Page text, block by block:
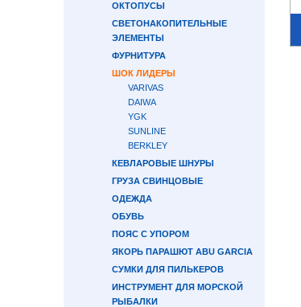
ОКТОПУСЫ
СВЕТОНАКОПИТЕЛЬНЫЕ
ЭЛЕМЕНТЫ
ФУРНИТУРА
ШОК ЛИДЕРЫ
VARIVAS
DAIWA
YGK
SUNLINE
BERKLEY
КЕВЛАРОВЫЕ ШНУРЫ
ГРУЗА СВИНЦОВЫЕ
ОДЕЖДА
ОБУВЬ
ПОЯС С УПОРОМ
ЯКОРЬ ПАРАШЮТ ABU GARCIA
СУМКИ ДЛЯ ПИЛЬКЕРОВ
ИНСТРУМЕНТ ДЛЯ МОРСКОЙ
РЫБАЛКИ